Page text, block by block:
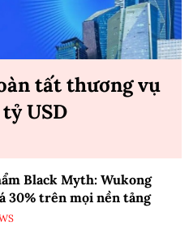
tất thương vụ
USD
Black Myth: Wukong
30% trên mọi nền tảng